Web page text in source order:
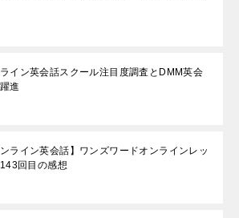
イン英会話スクール注目度調査とDMM英会
進
ンライン英会話】ワンズワードオンラインレッ
回目の感想